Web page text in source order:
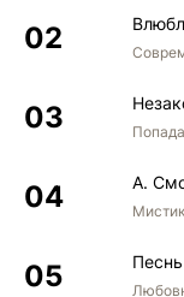
А.